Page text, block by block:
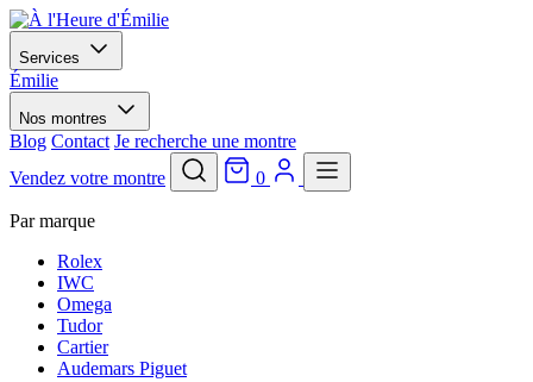
Services
Émilie
Nos montres
Blog Contact Je recherche une montre
Vendez votre montre
0
Par marque
Rolex
IWC
Omega
Tudor
Cartier
Audemars Piguet